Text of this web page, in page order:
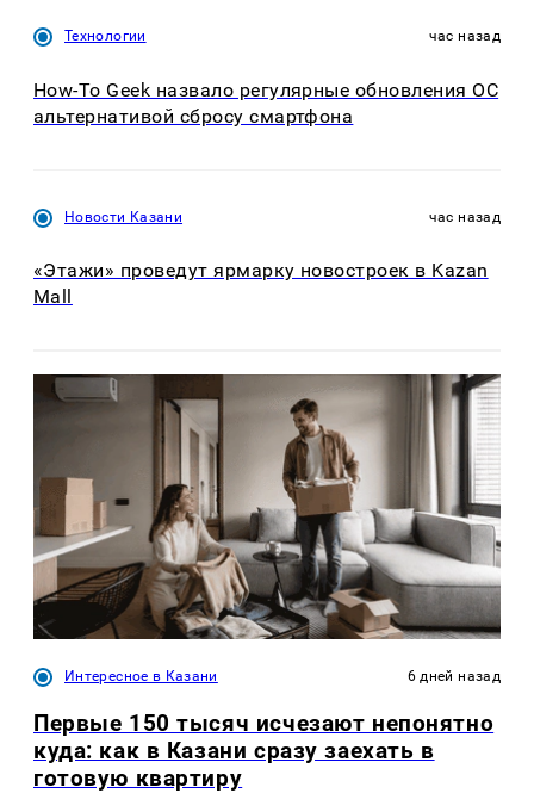
Технологии час назад
How-To Geek назвало регулярные обновления ОС
альтернативой сбросу смартфона
Новости Казани час назад
«Этажи» проведут ярмарку новостроек в Kazan
Mall
Интересное в Казани 6 дней назад
Первые 150 тысяч исчезают непонятно
куда: как в Казани сразу заехать в
готовую квартиру